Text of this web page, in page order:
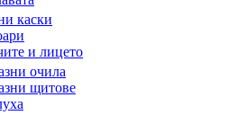
каски
и лицето
очила
щитове